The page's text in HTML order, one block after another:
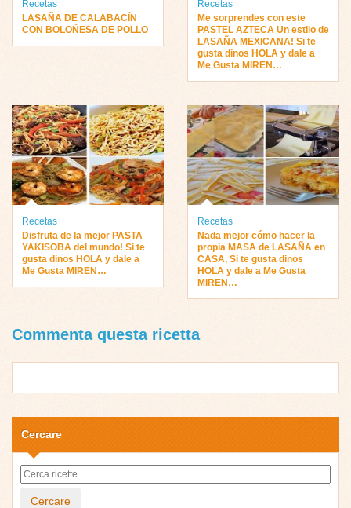
Recetas
LASAÑA DE CALABACÍN
CON BOLOÑESA DE POLLO
Recetas
Me sorprendes con este
PASTEL AZTECA Un estilo de
LASAÑA MEXICANA! Si te
gusta dinos HOLA y dale a
Me Gusta MIREN…
Recetas
Disfruta de la mejor PASTA
YAKISOBA del mundo! Si te
gusta dinos HOLA y dale a
Me Gusta MIREN…
Recetas
Nada mejor cómo hacer la
propia MASA de LASAÑA en
CASA, Si te gusta dinos
HOLA y dale a Me Gusta
MIREN…
Commenta questa ricetta
Cercare
Cercare